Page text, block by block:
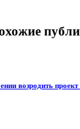
возродить